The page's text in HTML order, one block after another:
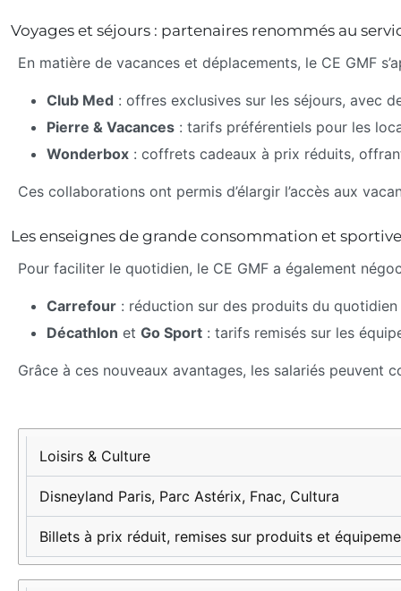
Voyages et séjours : partenaires renommés au
En matière de vacances et déplacements, le CE GMF
Club Med : offres exclusives sur les séjours, avec
Pierre & Vacances : tarifs préférentiels pour les
Wonderbox : coffrets cadeaux à prix réduits,
Ces collaborations ont permis d’élargir l’accès aux
Les enseignes de grande consommation et
Pour faciliter le quotidien, le CE GMF a également
Carrefour : réduction sur des produits du
Décathlon et Go Sport : tarifs remisés sur les
Grâce à ces nouveaux avantages, les salariés
Catégorie
Partenaires
clés
Types de
réductions
Loisirs & Culture
Disneyland Paris, Parc Astérix, Fnac, Cultura
Billets à prix réduit, remises sur produits et